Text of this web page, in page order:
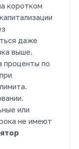
коротком
даже
выше.
проценты по
или
не имеют